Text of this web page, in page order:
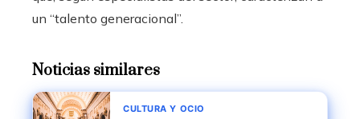
un “talento generacional”.
Noticias similares
CULTURA Y OCIO